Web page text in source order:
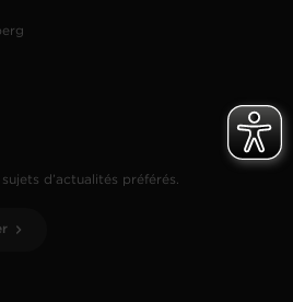
d’actualités préférés.